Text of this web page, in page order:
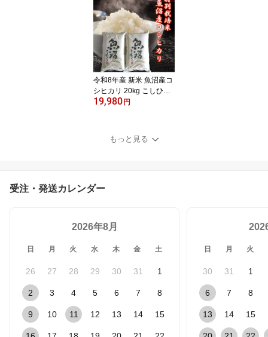
新潟県産 コシヒカリ 魚
沼産こしひかり コシヒカ
リ 新潟こしひかり 15キ
ロ のし対応 内祝い お祝
い 引越し 出産 挨拶 贈答
用 ギフト米 おいしい お
米
令和8年産 新米 魚沼産コ
シヒカリ 20kg こしひか
り 魚沼 魚沼コシヒカリ
産 お米 米 10キロ 2袋 20
キロ 特別栽培米 白米 魚
19,980 円
もっと見る
受注・発送カレンダー
2026年8月
日 月 火 水 木 金 土
26 27 28 29 30 31 1
2 3 4 5 6 7 8
9 10 11 12 13 14 15
日 月 火
30 31 1
6 7 8
13 14 15